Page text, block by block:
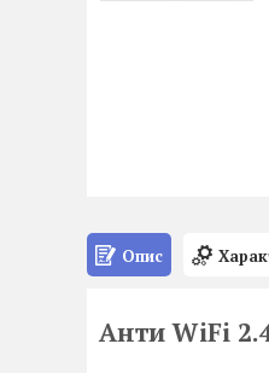
Опис
Анти WiFi